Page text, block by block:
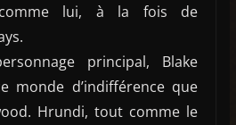
lui, à la fois de
principal, Blake
monde d’indifférence que
Hrundi, tout comme le